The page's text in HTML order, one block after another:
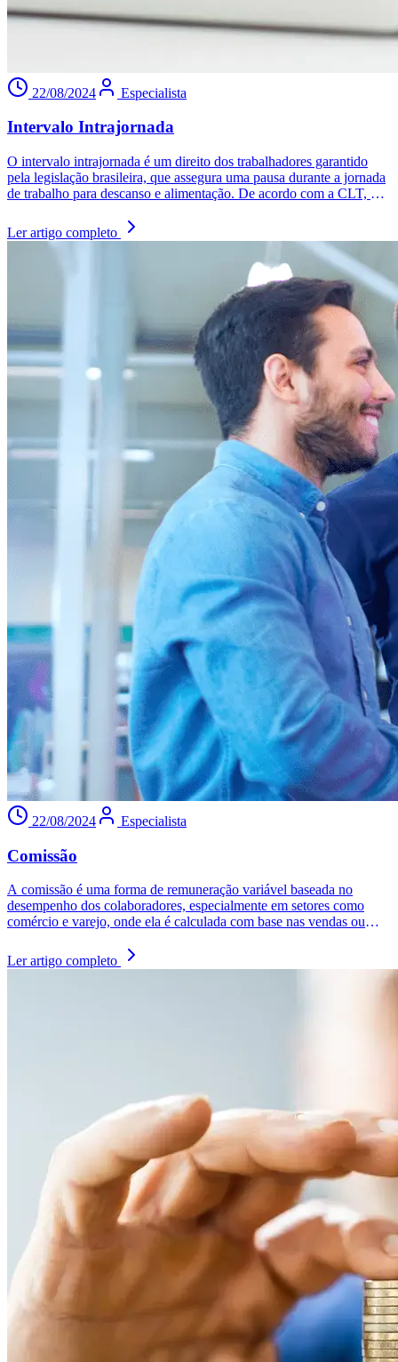
22/08/2024 Especialista
Intervalo Intrajornada
O intervalo intrajornada é um direito dos trabalhadores garantido
pela legislação brasileira, que assegura uma pausa durante a jornada
de trabalho para descanso e alimentação. De acordo com a CLT, o
a 2 horas para jornadas superiores a 6 horas. O não cumprimento
dessa regra resulta em pagamento adicional de 50% pelas horas não
concedidas e pode acarretar penalidades para a empresa. Além de
ser um direito legal, o intervalo é crucial para a saúde e segurança do
trabalhador, prevenindo desgaste físico e mental.
Ler artigo completo
22/08/2024 Especialista
Comissão
A comissão é uma forma de remuneração variável baseada no
desempenho dos colaboradores, especialmente em setores como
comércio e varejo, onde ela é calculada com base nas vendas ou
produtividade, alinhando os interesses dos empregados com os
objetivos da empresa.
Ler artigo completo